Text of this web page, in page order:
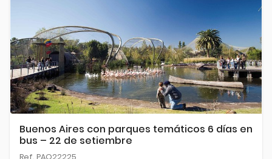
Buenos Aires con parques temáticos 6 días en
bus – 22 de setiembre
Ref. PAQ22225